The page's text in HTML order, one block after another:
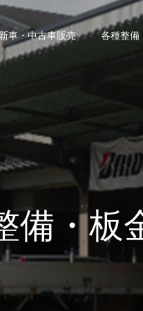
車・中古車販売 各種整備
備・板